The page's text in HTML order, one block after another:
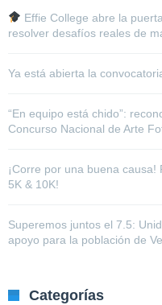
Effie College abre la
resolver desafíos reales de
Ya está abierta la
“En equipo está chido”:
Concurso Nacional de Arte
¡Corre por una buena
5K & 10K!
Superemos juntos el 7.5:
apoyo para la población de
Categorías